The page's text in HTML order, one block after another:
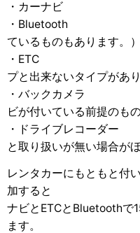
・カーナビ （オ
・Bluetooth （オ
ているものもあります。）
・ETC （オプシ
プと出来ないタイプがあ
・バックカメラ （
ビが付いている前提のも
・ドライブレコーダー
と取り扱いが無い場合が
レンタカーにもともと付
加すると
ナビとETCとBluetoothで
ます。